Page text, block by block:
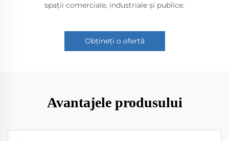
spații comerciale, industriale și publice.
Obțineți o ofertă
Avantajele produsului